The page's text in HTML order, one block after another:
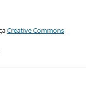
Creative Commons